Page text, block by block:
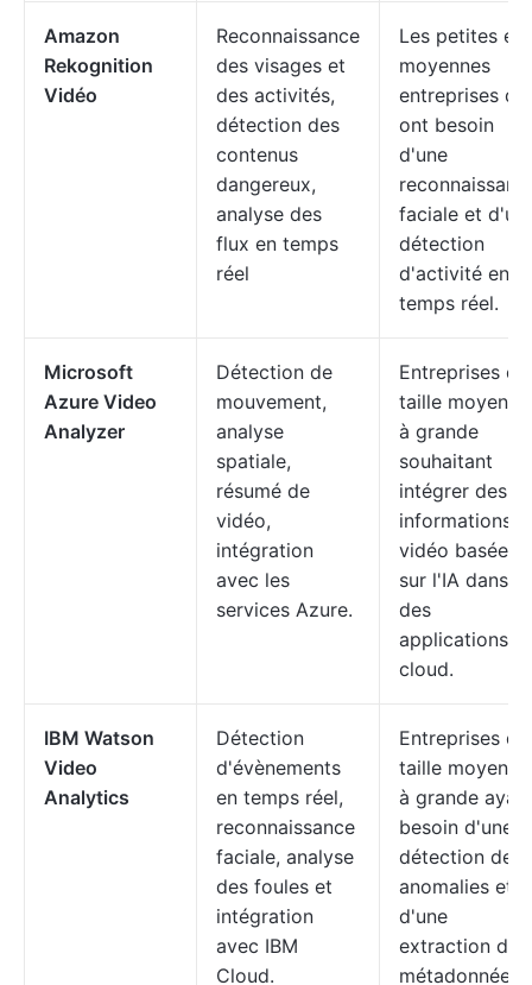
Amazon
Rekognition
Vidéo
Reconnaissance
des visages et
des activités,
détection des
contenus
dangereux,
analyse des
flux en temps
réel
Les petites et
moyennes
entreprises qui
ont besoin
d'une
faciale et
détection
d'activité en
temps réel.
Microsoft
Azure Video
Analyzer
Détection de
mouvement,
analyse
spatiale,
résumé de
vidéo,
intégration
avec les
services Azure.
Entreprises de
taille moyenne
à grande
souhaitant
intégrer des
informations
vidéo basées
sur l'IA dans
des
applications
cloud.
IBM Watson
Video
Analytics
Détection
d'évènements
en temps réel,
reconnaissance
faciale, analyse
des foules et
intégration
avec IBM
Cloud.
Entreprises de
taille moyenne
à grande
besoin d'une
détection des
anomalies et
d'une
extraction des
métadonnées